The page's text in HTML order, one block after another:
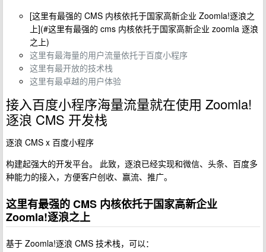
[这里有最强的 CMS 内核依托于国家高新企业 Zoomla!逐浪之
上](#这里有最强的 cms 内核依托于国家高新企业 zoomla 逐浪
之上)
这里有最海量的用户流量依托于百度小程序
这里有最开放的技术栈
这里有最卓越的用户体验
接入百度小程序海量流量就在使用 Zoomla!
逐浪 CMS 开发栈
逐浪 CMS x 百度小程序
构建起强大的开发平台。 此致，逐浪已经实现和微信、头条、百度多
种能力的接入，方便客户创收、赢流、推广。
这里有最强的 CMS 内核依托于国家高新企业
Zoomla!逐浪之上
基于 Zoomla!逐浪 CMS 技术栈，可以：